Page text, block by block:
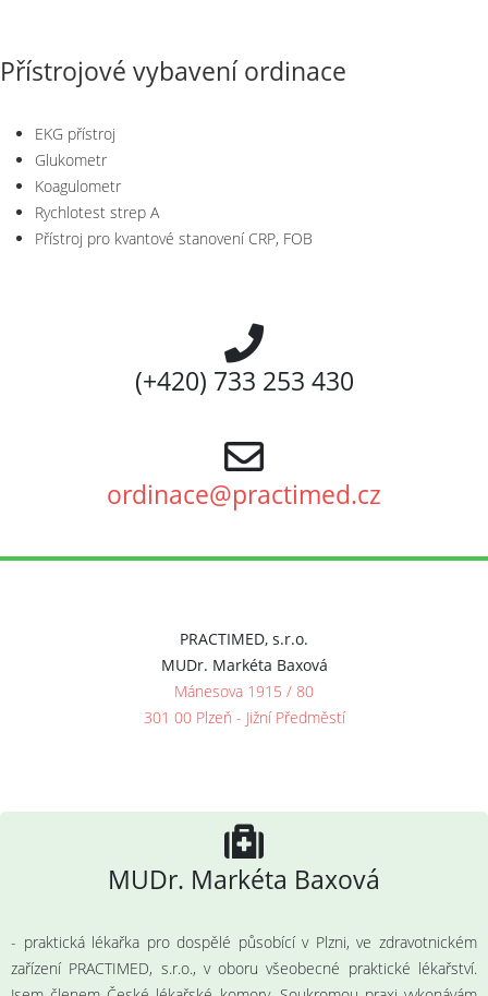
Přístrojové vybavení ordinace
EKG přístroj
Glukometr
Koagulometr
Rychlotest strep A
Přístroj pro kvantové stanovení CRP, FOB
(+420) 733 253 430
ordinace@practimed.cz
PRACTIMED, s.r.o.
MUDr. Markéta Baxová
Mánesova 1915 / 80
301 00 Plzeň - Jižní Předměstí
MUDr. Markéta Baxová
- praktická lékařka pro dospělé působící v Plzni, ve zdravotnickém
zařízení PRACTIMED, s.r.o., v oboru všeobecné praktické lékařství.